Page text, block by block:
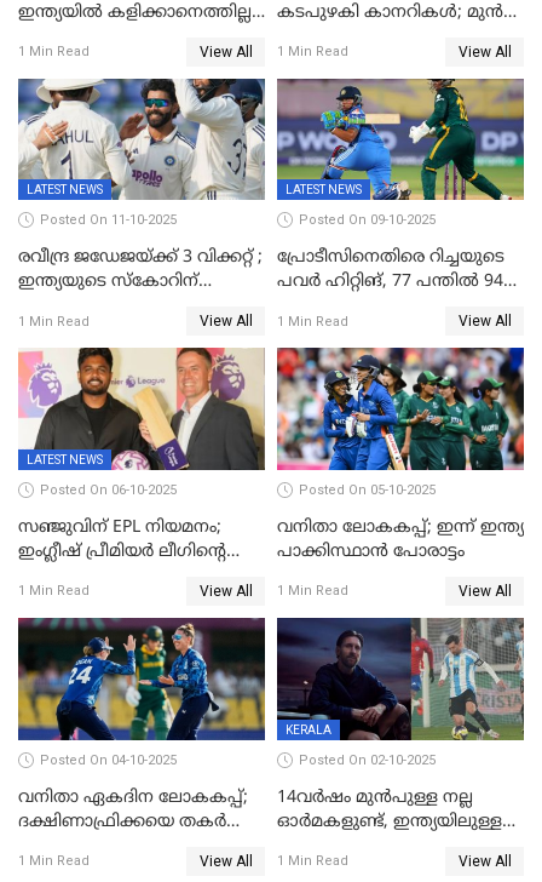
ഇന്ത്യയിൽ കളിക്കാനെത്തില്ല;
ഉൾപ്പെടുത്തിയില്ല
1 Min Read View All
കടപുഴകി കാനറികൾ; മുൻ
ജപ്പാന്റെ ആദ്യ ജയം
1 Min Read View All
LATEST NEWS
Posted On 11-10-2025
രവീന്ദ്ര ജഡേജയ്ക്ക് 3 വിക്കറ്റ് ;
ഇന്ത്യയുടെ സ്കോറിന്
നാല് വിക്കറ്റ് നഷ്ടം
1 Min Read View All
LATEST NEWS
Posted On 09-10-2025
പ്രോടീസിനെതിരെ റിച്ചയുടെ
പവർ ഹിറ്റിങ്, 77 പന്തില്‍ 94
ലക്ഷ്യമൊരുക്കി ഇന്ത്യ; 28
വര്‍ഷം പഴക്കമുള്ള ലോക
റെക്കോര്‍ഡ് തകര്‍ത്ത് സ്മൃതി
1 Min Read View All
LATEST NEWS
Posted On 06-10-2025
സഞ്ജുവിന് EPL നിയമനം;
ഇംഗ്ലീഷ് പ്രീമിയര്‍ ലീഗിന്‍റെ
അംബാസഡര്‍
1 Min Read View All
Posted On 05-10-2025
വനിതാ ലോകകപ്പ്; ഇന്ന് ഇന്ത്യ
പാക്കിസ്ഥാന്‍ പോരാട്ടം
1 Min Read View All
Posted On 04-10-2025
വനിതാ ഏകദിന ലോകകപ്പ്;
ദക്ഷിണാഫ്രിക്കയെ തകർത്ത്
1 Min Read View All
KERALA
Posted On 02-10-2025
14വർഷം മുൻപുള്ള നല്ല
ഓർമകളുണ്ട്, ഇന്ത്യയിലുള്ള
കാത്തിരിക്കുന്നു; വരവ്
1 Min Read View All